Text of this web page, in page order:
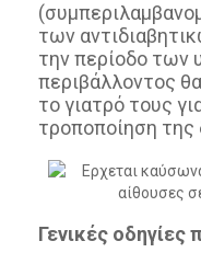
των
την περίοδο
περιβάλλοντος
το γιατρό τους
τροποποίηση της
Γενικές